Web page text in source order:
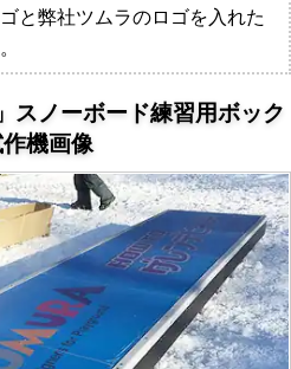
と弊社ツムラのロゴを入れた
スノーボード練習用ボック
機画像